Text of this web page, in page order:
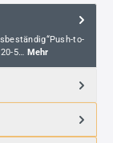
to-
5… Mehr